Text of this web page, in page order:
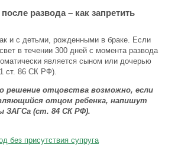
развода – как запретить
и с детьми, рожденными в браке. Если
в течении 300 дней с момента развода
является сыном или дочерью
ст. 86 СК РФ).
решение отцовства возможно, если
отцом ребенка, напишут
ЗАГСа (ст. 84 СК РФ).
без присутствия супруга